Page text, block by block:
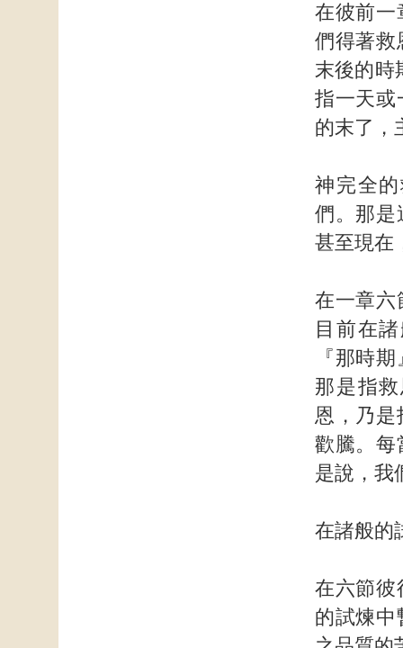
在彼前一
們得著救
末後的時
指一天或
的末了，
神完全
們。那是
甚至現在
在一章六
目前在
『那時
那是指
恩，乃是
歡騰。每
是說，我
在諸般的
在六節彼
的試煉中